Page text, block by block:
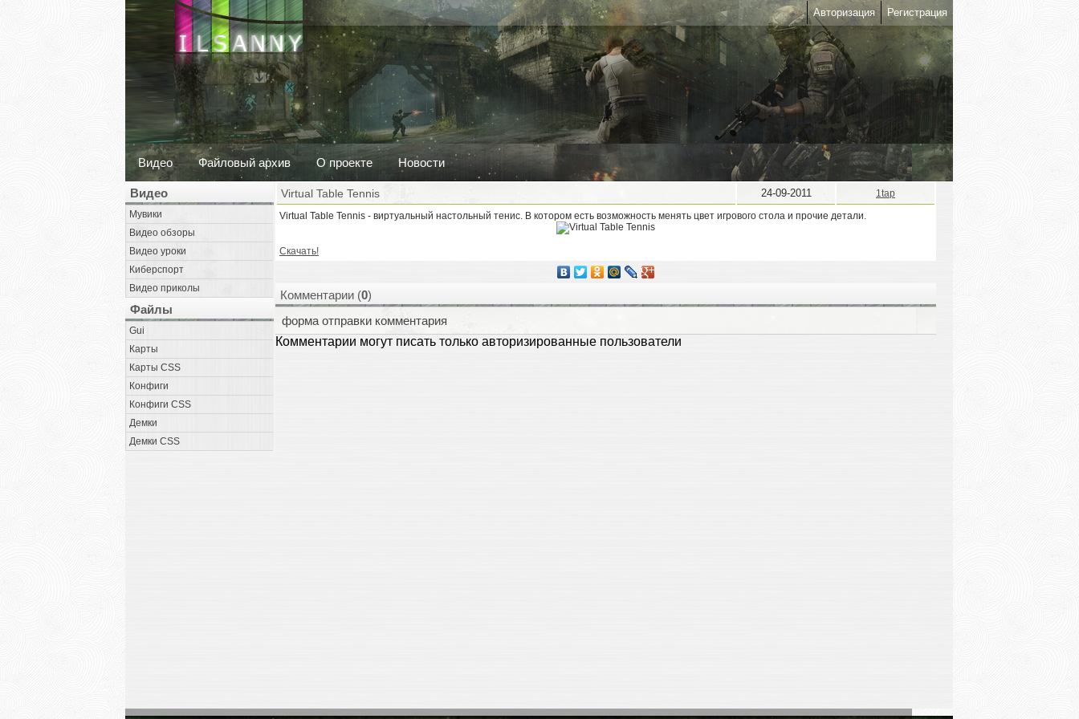
Авторизация Регистрация
Видео Файловый архив О проекте Новости
Видео
Мувики
Видео обзоры
Видео уроки
Киберспорт
Видео приколы
Файлы
Gui
Карты
Карты CSS
Конфиги
Конфиги CSS
Демки
Демки CSS
Virtual Table Tennis 24-09-2011
1tap
Virtual Table Tennis - виртуальный настольный тенис. В котором есть возможность менять цвет игрового стола и прочие детали.
Скачать!
Комментарии (0)
форма отправки комментария
Комментарии могут писать только авторизированные пользователи